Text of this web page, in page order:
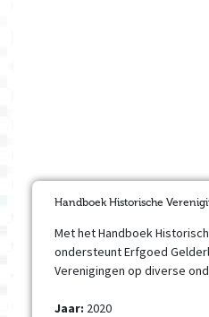
Handboek Historische
Met het Handboek
ondersteunt Erfgoed
Verenigingen op diverse
Jaar: 2020